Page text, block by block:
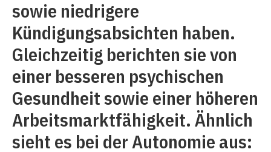
sowie niedrigere
Kündigungsabsichten haben.
Gleichzeitig berichten sie von
einer besseren psychischen
Gesundheit sowie einer höheren
Arbeitsmarktfähigkeit. Ähnlich
sieht es bei der Autonomie aus: